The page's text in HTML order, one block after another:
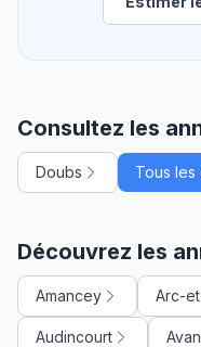
Consultez les
Doubs Tous les
Découvrez les
Amancey Arc-
Audincourt